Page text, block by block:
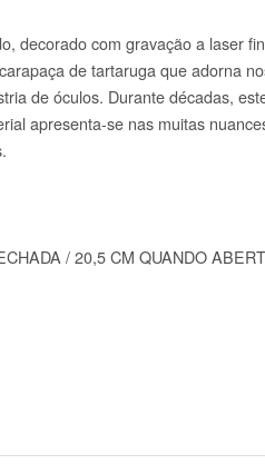
decorado com gravação a laser
de tartaruga que adorna
de óculos. Durante décadas,
apresenta-se nas muitas
/ 20,5 CM QUANDO